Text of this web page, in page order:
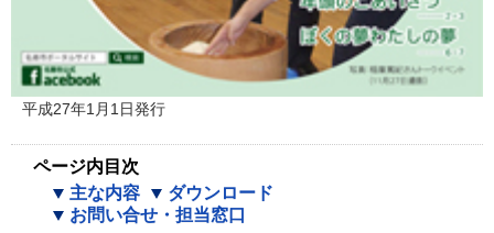
平成27年1月1日発行
ページ内目次
主な内容
ダウンロード
お問い合せ・担当窓口